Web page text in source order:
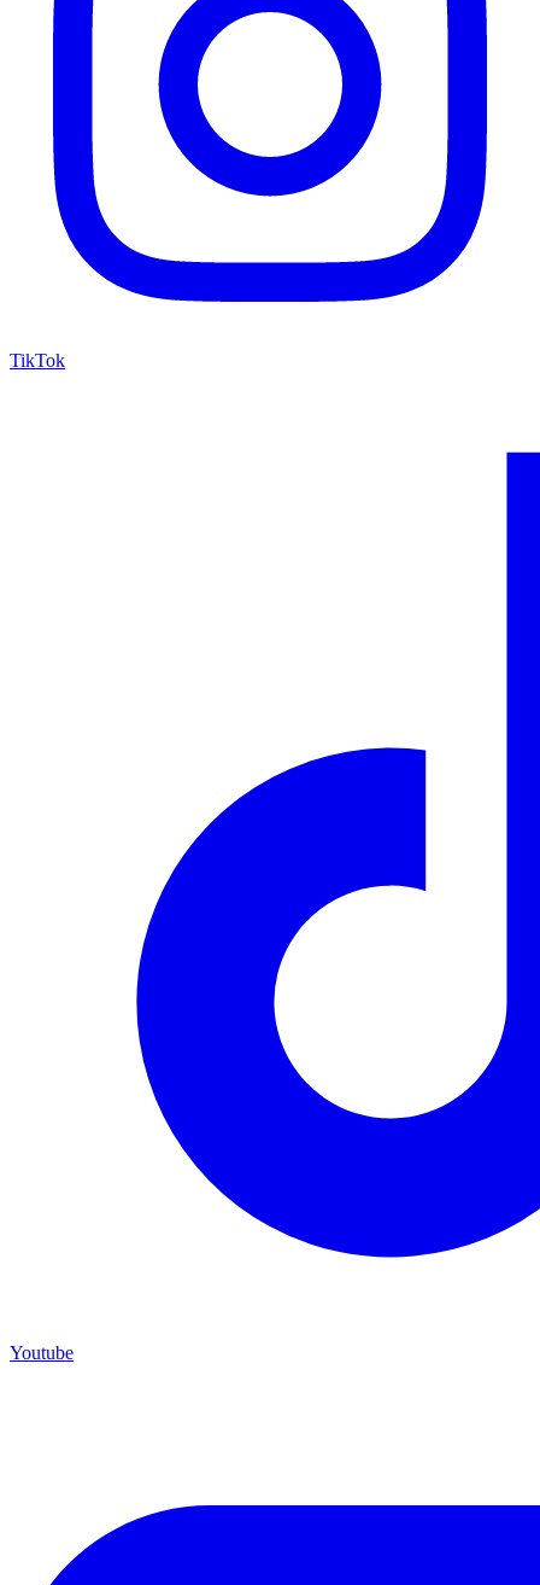
TikTok
Youtube